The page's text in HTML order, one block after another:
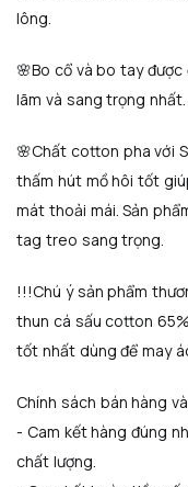
lông.
🌸Bo cổ và bo tay
lãm và sang trọng nhất.
🌸Chất cotton pha với
thấm hút mồ hôi tốt
mát thoải mái. Sản
tag treo sang trọng.
!!!Chú ý sản phẩm
thun cá sấu cotton
tốt nhất dùng để may
Chính sách bán hàng
- Cam kết hàng đúng
chất lượng.